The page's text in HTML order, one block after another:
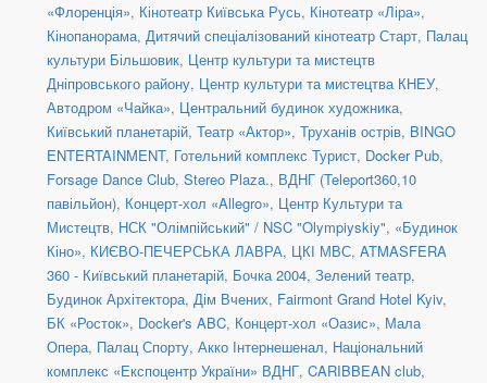
«Флоренція», Кінотеатр Київська Русь, Кінотеатр «Ліра»,
Кінопанорама, Дитячий спеціалізований кінотеатр Старт, Палац
культури Більшовик, Центр культури та мистецтв
Дніпровського району, Центр культури та мистецтва КНЕУ,
Автодром «Чайка», Центральний будинок художника,
Київський планетарій, Театр «Актор», Труханів острів, BINGO
ENTERTAINMENT, Готельний комплекс Турист, Docker Pub,
Forsage Dance Club, Stereo Plaza., ВДНГ (Teleport360,10
павільйон), Концерт-хол «Allegro», Центр Культури та
Мистецтв, НСК "Олімпійський" / NSC "Olympiyskiy", «Будинок
Кіно», КИЄВО-ПЕЧЕРСЬКА ЛАВРА, ЦКІ МВС, ATMASFERA
360 - Київський планетарій, Бочка 2004, Зелений театр,
Будинок Архітектора, Дім Вчених, Fairmont Grand Hotel Kyiv,
БК «Росток», Docker's ABC, Концерт-хол «Оазис», Мала
Опера, Палац Спорту, Акко Інтернешенал, Національний
комплекс «Експоцентр України» ВДНГ, CARIBBEAN club,